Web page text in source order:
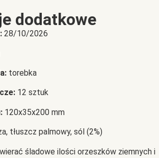
dodatkowe
28/10/2026
torebka
12 sztuk
120x35x200 mm
tłuszcz palmowy, sól (2%)
śladowe ilości orzeszków ziemnych i